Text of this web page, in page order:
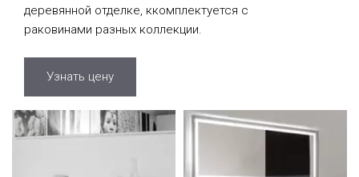
деревянной отделке, ккомплектуется с
раковинами разных коллекции.
Узнать цену